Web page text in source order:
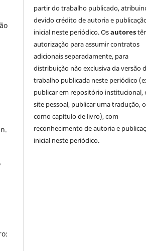
partir do trabalho publicado,
devido crédito de autoria e
inicial neste periódico. Osautores
autorização para assumir contratos
adicionais separadamente, para
distribuição não exclusiva da versão
trabalho publicada neste periódico
publicar em repositório institucional,
site pessoal, publicar uma tradução,
como capítulo de livro), com
reconhecimento de autoria e
inicial neste periódico.